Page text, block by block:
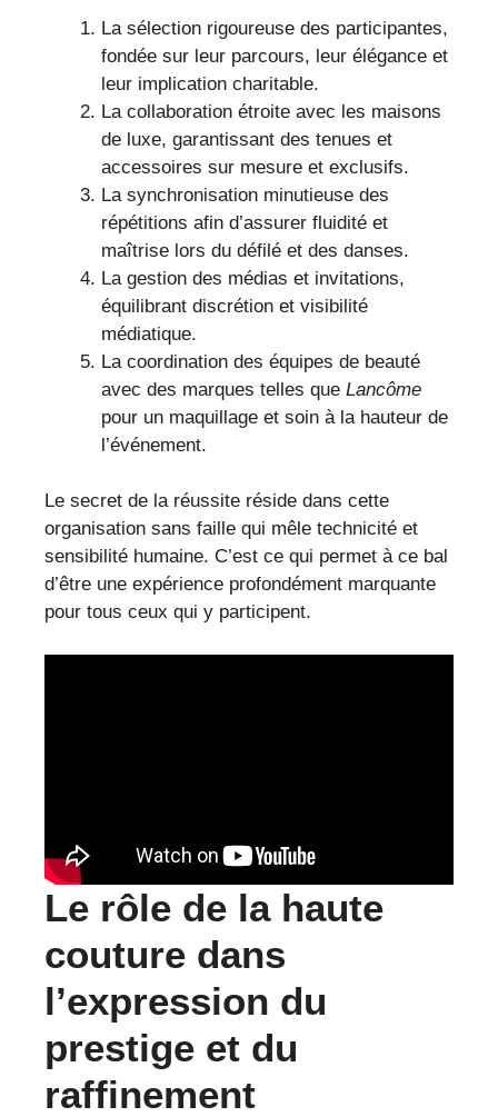
La sélection rigoureuse des participantes,
fondée sur leur parcours, leur élégance et
leur implication charitable.
La collaboration étroite avec les maisons
de luxe, garantissant des tenues et
accessoires sur mesure et exclusifs.
La synchronisation minutieuse des
répétitions afin d’assurer fluidité et
maîtrise lors du défilé et des danses.
La gestion des médias et invitations,
équilibrant discrétion et visibilité
médiatique.
La coordination des équipes de beauté
avec des marques telles que Lancôme
pour un maquillage et soin à la hauteur de
l’événement.
Le secret de la réussite réside dans cette
organisation sans faille qui mêle technicité et
sensibilité humaine. C’est ce qui permet à ce bal
d’être une expérience profondément marquante
pour tous ceux qui y participent.
Le rôle de la haute
couture dans
l’expression du
prestige et du
raffinement